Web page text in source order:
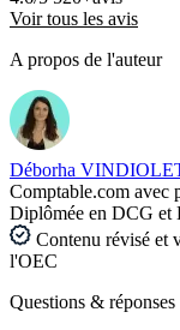
Voir tous les avis
A propos de l'auteur
Déborha
Comptable.com avec
Diplômée en DCG et
Contenu révisé et
l'OEC
Questions & réponses